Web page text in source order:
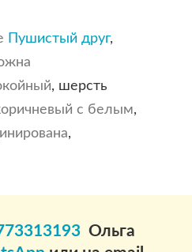
Пушистый друг,
, шерсть
с белым,
,
Ольга